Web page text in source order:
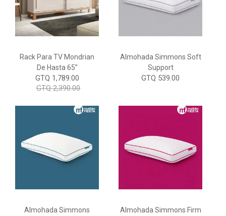
Rack Para TV Mondrian
De Hasta 65”
GTQ 1,789.00
GTQ 2,390.00
Almohada Simmons Soft
Support
GTQ 539.00
Almohada Simmons
Almohada Simmons Firm